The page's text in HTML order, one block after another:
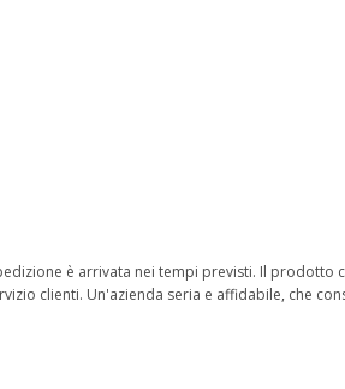
è arrivata nei tempi previsti. Il prodotto
clienti. Un'azienda seria e affidabile, che